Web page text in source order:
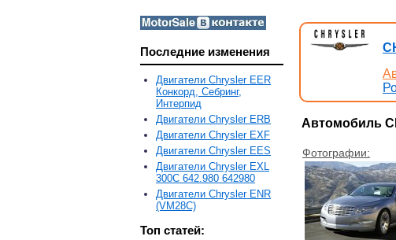
Последние изменения
Двигатели Chrysler EER
Конкорд, Себринг,
Интерпид
Двигатели Chrysler ERB
Двигатели Chrysler EXF
Двигатели Chrysler EES
Двигатели Chrysler EXL
300C 642.980 642980
Двигатели Chrysler ENR
(VM28C)
Топ статей:
Автомобиль
Фотографии: